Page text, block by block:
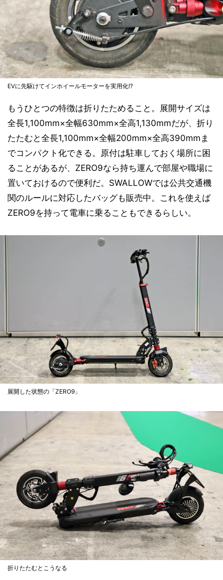
EVに先駆けてインホイールモーターを実用化!?
もうひとつの特徴は折りたためること。展開サイズは
全長1,100mm×全幅630mm×全高1,130mmだが、折り
たたむと全長1,100mm×全幅200mm×全高390mmま
でコンパクト化できる。原付は駐車しておく場所に困
ることがあるが、ZERO9なら持ち運んで部屋や職場に
置いておけるので便利だ。SWALLOWでは公共交通機
関のルールに対応したバッグも販売中。これを使えば
ZERO9を持って電車に乗ることもできるらしい。
展開した状態の「ZERO9」
折りたたむとこうなる